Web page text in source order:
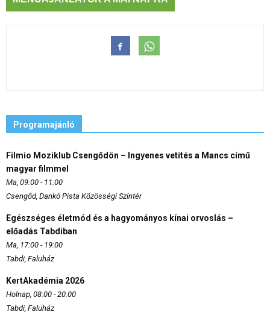
Programajánló
Filmio Moziklub Csengődön – Ingyenes vetítés a Mancs című
magyar filmmel
Ma, 09:00 - 11:00
Csengőd, Dankó Pista Közösségi Színtér
Egészséges életmód és a hagyományos kínai orvoslás –
előadás Tabdiban
Ma, 17:00 - 19:00
Tabdi, Faluház
KertAkadémia 2026
Holnap, 08:00 - 20:00
Tabdi, Faluház